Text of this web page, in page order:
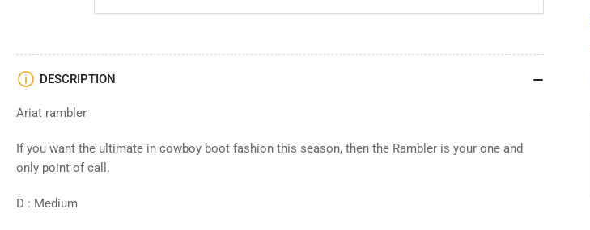
DESCRIPTION
Ariat rambler
If you want the ultimate in cowboy boot fashion this season, then the Rambler is your one and
only point of call.
D : Medium